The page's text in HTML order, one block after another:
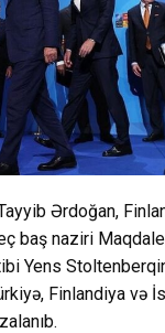
Ərdoğan,
baş naziri
Yens
Finlandiya və